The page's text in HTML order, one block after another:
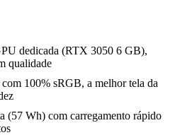
dedicada (RTX 3050 6 GB),
qualidade
100% sRGB, a melhor tela da
(57 Wh) com carregamento rápido